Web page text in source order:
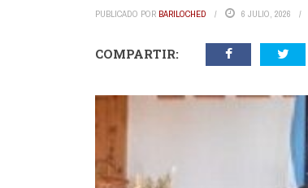
PUBLICADO POR BARILOCHED 6 JULIO, 2026
COMPARTIR: